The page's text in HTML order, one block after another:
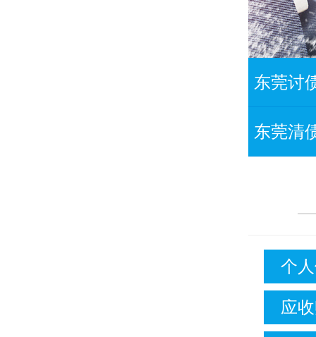
东莞讨
东莞清
个
应